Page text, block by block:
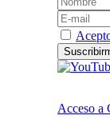
Acceso a